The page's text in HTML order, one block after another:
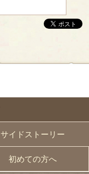
サイドストーリー
初めての方へ